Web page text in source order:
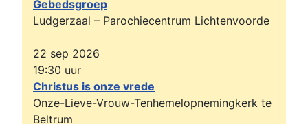
Gebedsgroep
Ludgerzaal – Parochiecentrum Lichtenvoorde
22 sep 2026
19:30 uur
Christus is onze vrede
Onze-Lieve-Vrouw-Tenhemelopnemingkerk te
Beltrum